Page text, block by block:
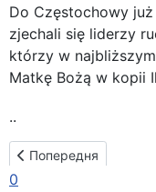
Do Częstochowy
zjechali się liderzy
którzy w
Matkę Bożą w kopii
..
0
Попередня стаття:
Попередня